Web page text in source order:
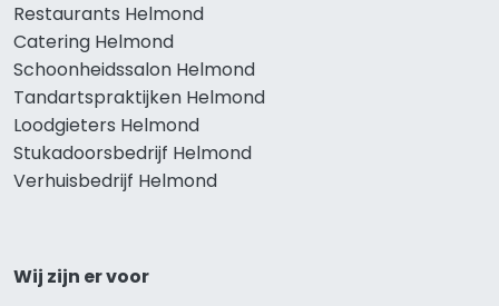
Restaurants Helmond
Catering Helmond
Schoonheidssalon Helmond
Tandartspraktijken Helmond
Loodgieters Helmond
Stukadoorsbedrijf Helmond
Verhuisbedrijf Helmond
Wij zijn er voor